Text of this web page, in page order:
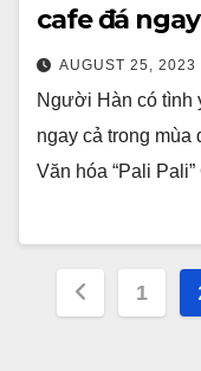
cafe đá
AUGUST 25, 2023
Người Hàn có tình
ngay cả trong mùa
Văn hóa “Pali
Posts
1